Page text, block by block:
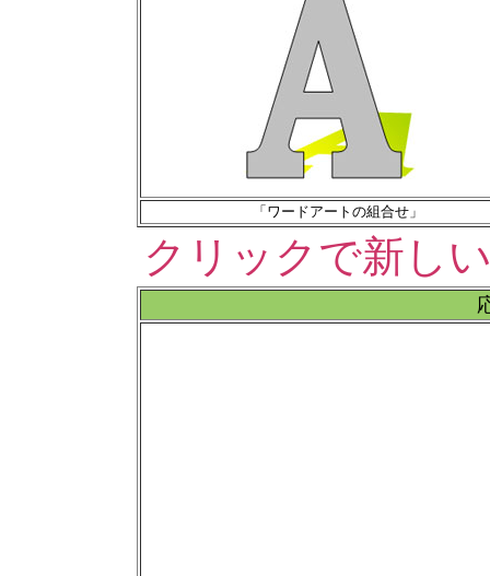
「ワードアートの組合せ」
クリックで新し